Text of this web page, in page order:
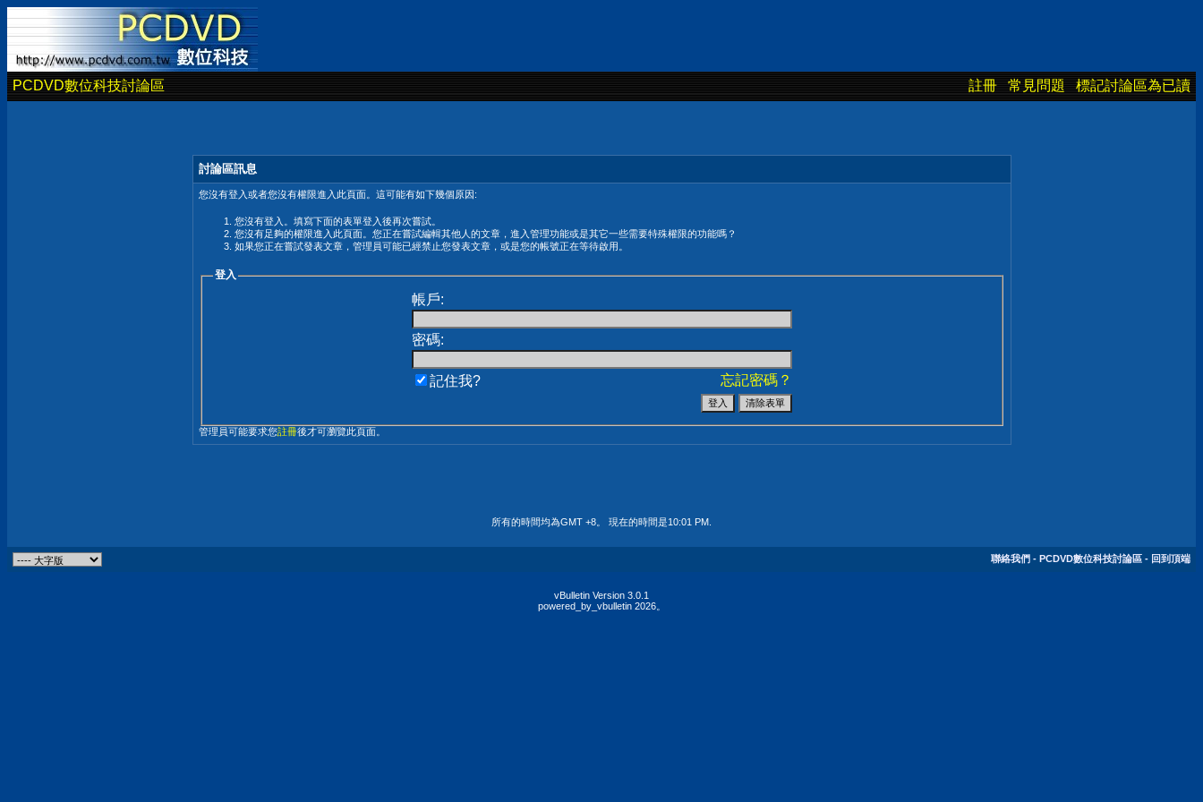
PCDVD數位科技討論區 註冊 常見問題 標記討論區為已讀
討論區訊息
您沒有登入或者您沒有權限進入此頁面。這可能有如下幾個原因:
您沒有登入。填寫下面的表單登入後再次嘗試。
您沒有足夠的權限進入此頁面。您正在嘗試編輯其他人的文章，進入管理功能或是其它一些需要特殊權限的功能嗎？
如果您正在嘗試發表文章，管理員可能已經禁止您發表文章，或是您的帳號正在等待啟用。
登入
帳戶:
密碼:
忘記密碼？
記住我?
管理員可能要求您註冊後才可瀏覽此頁面。
所有的時間均為GMT +8。 現在的時間是10:01 PM
聯絡我們 - PCDVD數位科技討論區 - 回到頂端
vBulletin Version 3.0.1
powered_by_vbulletin 2026。